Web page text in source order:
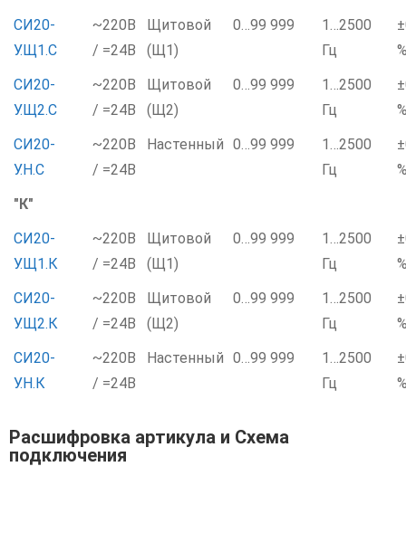
СИ20-
У.Щ1.С
~220В
/ =24В
Щитовой
(Щ1)
0…99 999
1…2500
Гц
СИ20-
У.Щ2.С
~220В
/ =24В
Щитовой
(Щ2)
0…99 999
1…2500
Гц
СИ20-
У.Н.С
~220В
/ =24В
Настенный 0…99 999
1…2500
Гц
"К"
СИ20-
У.Щ1.К
~220В
/ =24В
Щитовой
(Щ1)
0…99 999
1…2500
Гц
СИ20-
У.Щ2.К
~220В
/ =24В
Щитовой
(Щ2)
0…99 999
1…2500
Гц
СИ20-
У.Н.К
~220В
/ =24В
Настенный 0…99 999
1…2500
Гц
Расшифровка артикула и Схема
подключения